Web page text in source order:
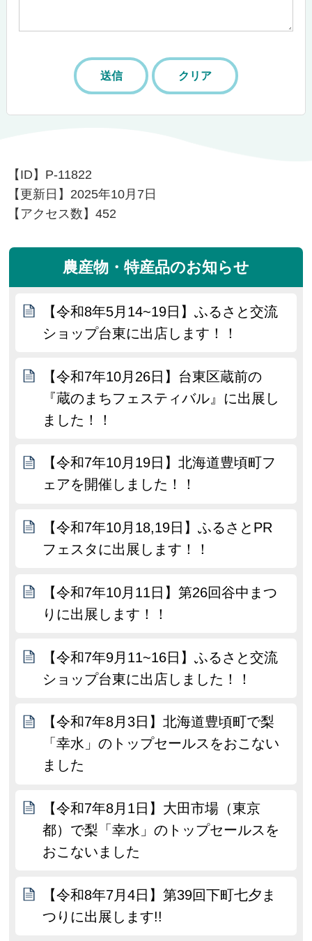
【ID】 P-11822
【更新日】 2025年10月7日
【アクセス数】452
農産物・特産品のお知らせ
【令和8年5月14~19日】ふるさと交流
ショップ台東に出店します！！
【令和7年10月26日】台東区蔵前の
『蔵のまちフェスティバル』に出展し
ました！！
【令和7年10月19日】北海道豊頃町フ
ェアを開催しました！！
【令和7年10月18,19日】ふるさとPR
フェスタに出展します！！
【令和7年10月11日】第26回谷中まつ
りに出展します！！
【令和7年9月11~16日】ふるさと交流
ショップ台東に出店しました！！
【令和7年8月3日】北海道豊頃町で梨
「幸水」のトップセールスをおこない
ました
【令和7年8月1日】大田市場（東京
都）で梨「幸水」のトップセールスを
おこないました
【令和8年7月4日】第39回下町七夕ま
つりに出展します!!